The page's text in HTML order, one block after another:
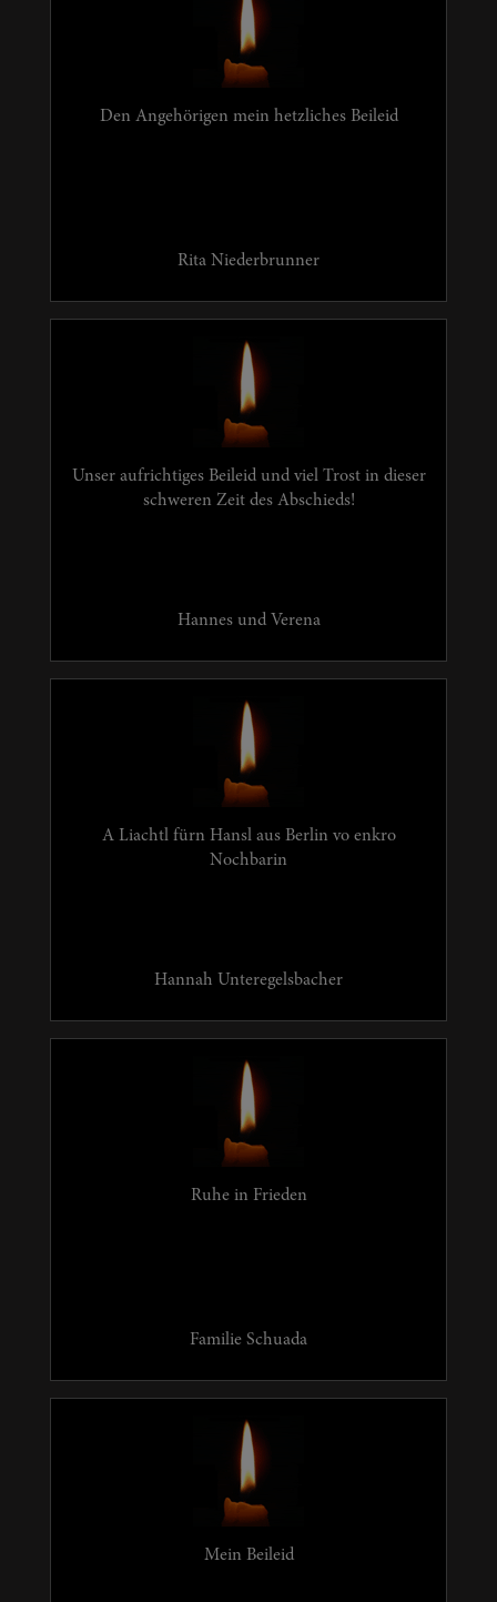
Den Angehörigen mein hetzliches Beileid
Rita Niederbrunner
Unser aufrichtiges Beileid und viel Trost in dieser
schweren Zeit des Abschieds!
Hannes und Verena
A Liachtl fürn Hansl aus Berlin vo enkro
Nochbarin
Hannah Unteregelsbacher
Ruhe in Frieden
Familie Schuada
Mein Beileid